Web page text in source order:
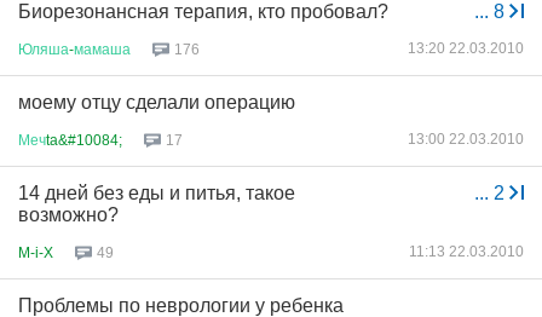
... 8
Биорезонансная терапия, кто пробовал?
Юляша-мамаша 176 13:20 22.03.2010
моему отцу сделали операцию
Мечta&#10084; 17 13:00 22.03.2010
... 2
14 дней без еды и питья, такое
возможно?
M-i-X 49 11:13 22.03.2010
Проблемы по неврологии у ребенка